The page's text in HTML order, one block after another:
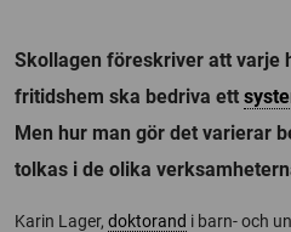
Skollagen föreskriver att varje
fritidshem ska bedriva ett
Men hur man gör det varierar
tolkas i de olika
Karin Lager, doktorand i barn- och